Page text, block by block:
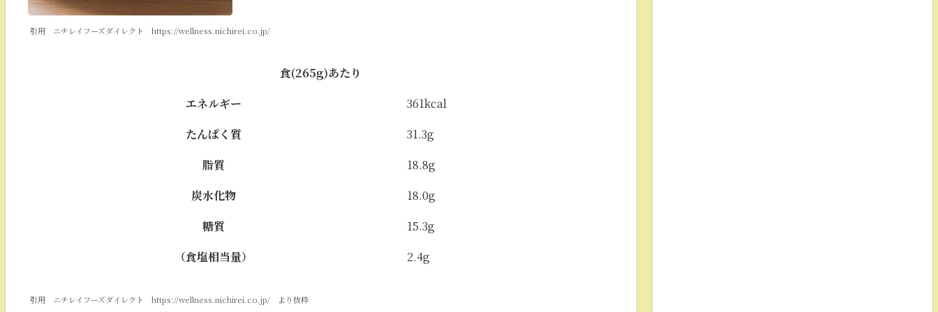
引用 ニチレイフーズダイレクト https://wellness.nichirei.co.jp/
食(265g)あたり
エネルギー
361kcal
たんぱく質
31.3g
脂質
18.8g
炭水化物
18.0g
糖質
15.3g
（食塩相当量）
2.4g
引用 ニチレイフーズダイレクト https://wellness.nichirei.co.jp/ より抜粋